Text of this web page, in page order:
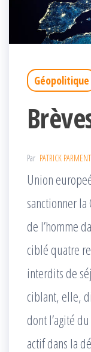
Géopolitique
Par PATRICK PARMENT
Union
sanctionner
de l’homme
ciblé quatre
interdits de
ciblant, elle,
dont l’agité
actif dans la